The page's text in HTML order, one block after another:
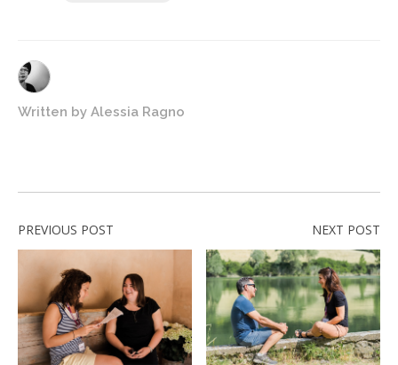
Written by Alessia Ragno
PREVIOUS POST NEXT POST